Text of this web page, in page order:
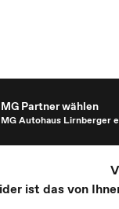
MG Partner wählen
MG Autohaus Lirnberger
ist das von